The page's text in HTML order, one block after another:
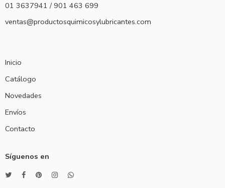
01 3637941 / 901 463 699
ventas@productosquimicosylubricantes.com
Inicio
Catálogo
Novedades
Envíos
Contacto
Síguenos en